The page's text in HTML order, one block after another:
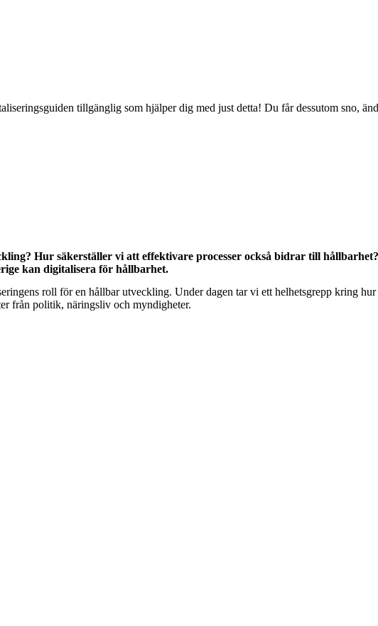
tillgänglig som hjälper dig med just detta! Du får dessutom sno,
Hur säkerställer vi att effektivare processer också bidrar till
kan digitalisera för hållbarhet.
roll för en hållbar utveckling. Under dagen tar vi ett helhetsgrepp kring
från politik, näringsliv och myndigheter.